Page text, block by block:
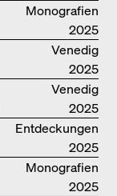
Monografien
2025
Venedig
2025
Venedig
2025
Entdeckungen
2025
Monografien
2025